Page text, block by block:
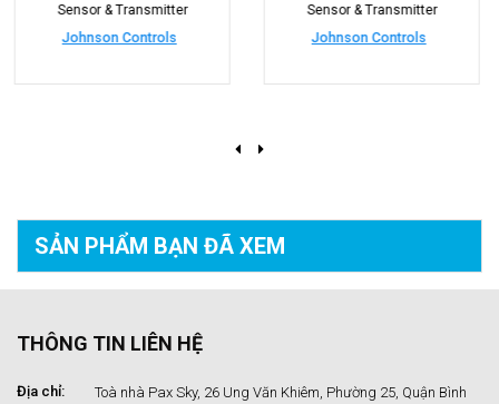
Sensor & Transmitter
Johnson Controls
Johnson Controls
SẢN PHẨM BẠN ĐÃ XEM
THÔNG TIN LIÊN HỆ
Địa chỉ: Toà nhà Pax Sky, 26 Ung Văn Khiêm, Phường 25, Quận Bình